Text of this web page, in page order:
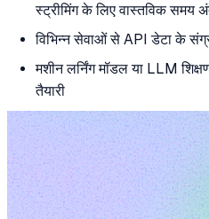
स्ट्रीमिंग के लिए वास्तविक समय
विभिन्न सेवाओं से API डेटा के
मशीन लर्निंग मॉडल या LLM
तैयारी